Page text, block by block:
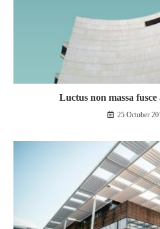
Luctus non massa
25 October